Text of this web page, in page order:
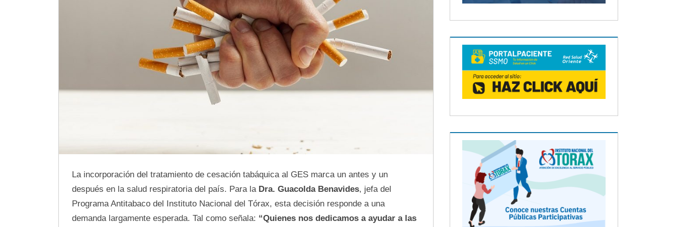
La incorporación del tratamiento de cesación tabáquica al GES marca un antes y un
después en la salud respiratoria del país. Para la Dra. Guacolda Benavides, jefa del
Programa Antitabaco del Instituto Nacional del Tórax, esta decisión responde a una
demanda largamente esperada. Tal como señala: “Quienes nos dedicamos a ayudar a las